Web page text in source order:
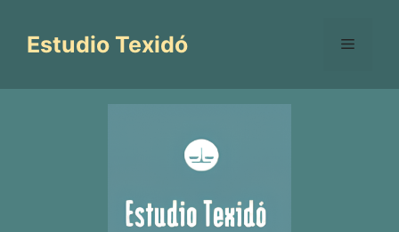
contenido
Estudio Texidó Menú